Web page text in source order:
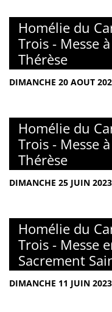
Homélie du
Trois - Messe
Thérèse
DIMANCHE 20 AOUT
Homélie du
Trois - Messe
Thérèse
DIMANCHE 25 JUIN
Homélie du
Trois - Messe
Sacrement
DIMANCHE 11 JUIN